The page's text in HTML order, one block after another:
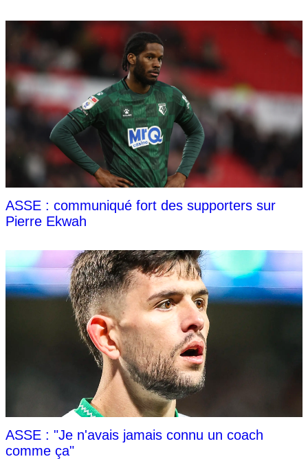
ASSE : communiqué fort des supporters sur
Pierre Ekwah
ASSE : "Je n'avais jamais connu un coach
comme ça"